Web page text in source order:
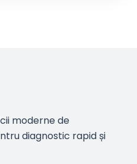
moderne de
diagnostic rapid și